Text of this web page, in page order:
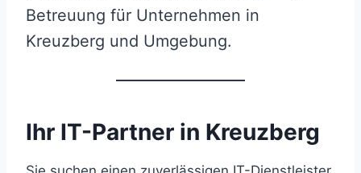
Betreuung für Unternehmen in
Kreuzberg und Umgebung.
Ihr IT-Partner in Kreuzberg